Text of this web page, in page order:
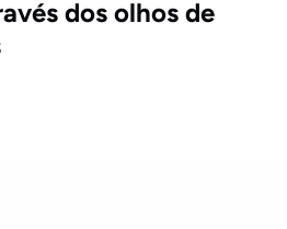
dos olhos de